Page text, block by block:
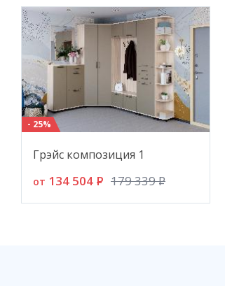
- 25%
Грэйс композиция 1
от 134 504 P 179 339P